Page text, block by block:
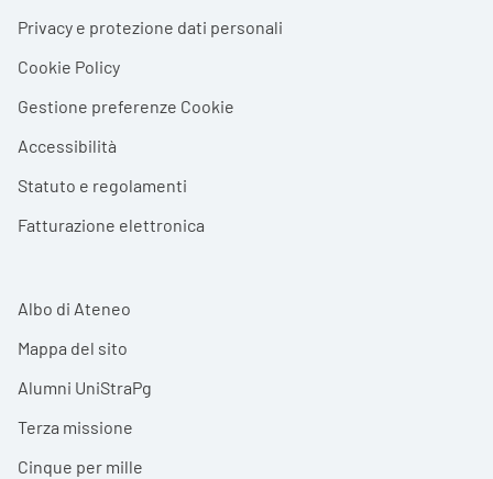
Privacy e protezione dati personali
Cookie Policy
Gestione preferenze Cookie
Accessibilità
Statuto e regolamenti
Fatturazione elettronica
Albo di Ateneo
Mappa del sito
Alumni UniStraPg
Terza missione
Cinque per mille